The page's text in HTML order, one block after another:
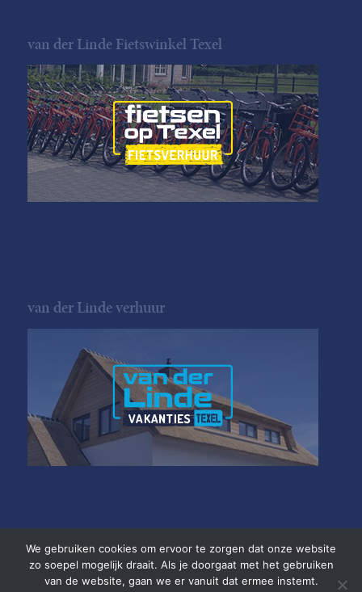
van der Linde Fietswinkel Texel
van der Linde verhuur
We gebruiken cookies om ervoor te zorgen dat onze website
zo soepel mogelijk draait. Als je doorgaat met het gebruiken
van de website, gaan we er vanuit dat ermee instemt.